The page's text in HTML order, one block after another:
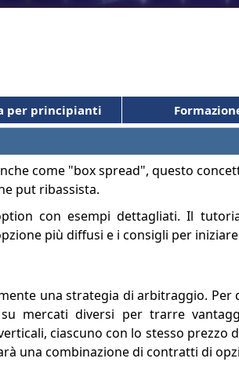
per principianti
come "box spread", questo
put ribassista.
con esempi dettagliati. Il
più diffusi e i consigli per
una strategia di arbitraggio. Per
mercati diversi per trarre
ciascuno con lo stesso prezzo
una combinazione di contratti di